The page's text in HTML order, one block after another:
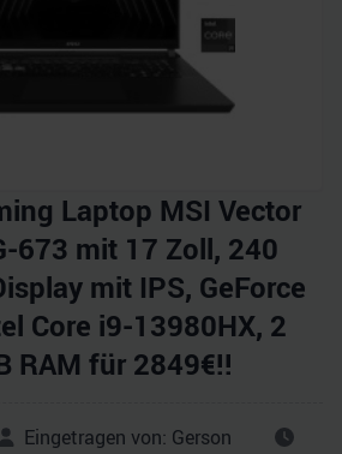
Laptop MSI Vector
673 mit 17 Zoll, 240
mit IPS, GeForce
Core i9-13980HX, 2
RAM für 2849€!!
Eingetragen von: Gerson